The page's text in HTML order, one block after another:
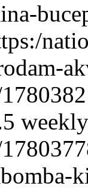
weekly